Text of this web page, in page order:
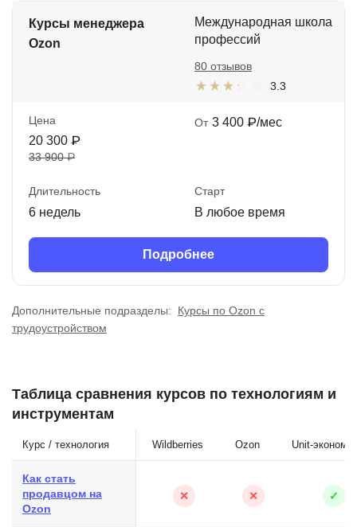
Курсы менеджера
Ozon
Международная школа
профессий
3.3
80 отзывов
Цена
20 300 ₽
33 900 ₽
От 3 400 ₽/мес
Длительность
6 недель
Старт
В любое время
Подробнее
Дополнительные подразделы:
Курсы по Ozon с
трудоустройством
Таблица сравнения курсов по технологиям и
инструментам
Курс / технология Wildberries Ozon Unit-
Как стать
продавцом на
Ozon
✕ ✕ ✓